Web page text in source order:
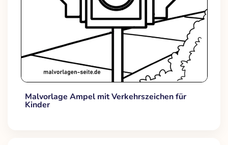
Malvorlage Ampel mit Verkehrszeichen für
Kinder